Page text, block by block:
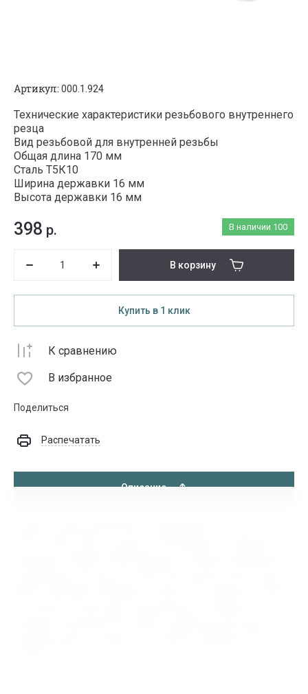
Артикул: 000.1.924
Технические характеристики резьбового внутреннего
резца
Вид резьбовой для внутренней резьбы
Общая длина 170 мм
Сталь Т5К10
Ширина державки 16 мм
Высота державки 16 мм
В наличии 100
398 р.
В корзину
Купить в 1 клик
К сравнению
В избранное
Поделиться
Распечатать
Описание